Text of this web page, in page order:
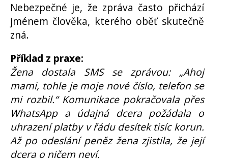
Nebezpečné je, že zpráva často přichází
jménem člověka, kterého oběť skutečně
zná.
Příklad z praxe:
Žena dostala SMS se zprávou: „Ahoj
mami, tohle je moje nové číslo, telefon se
mi rozbil.“ Komunikace pokračovala přes
WhatsApp a údajná dcera požádala o
uhrazení platby v řádu desítek tisíc korun.
Až po odeslání peněz žena zjistila, že její
dcera o ničem neví.